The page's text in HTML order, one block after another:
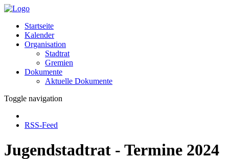
Startseite
Kalender
Organisation
Stadtrat
Gremien
Dokumente
Aktuelle Dokumente
Toggle navigation
RSS-Feed
Jugendstadtrat - Termine 2024